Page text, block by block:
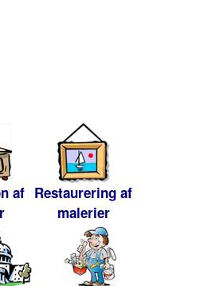
af Restaurering af
malerier